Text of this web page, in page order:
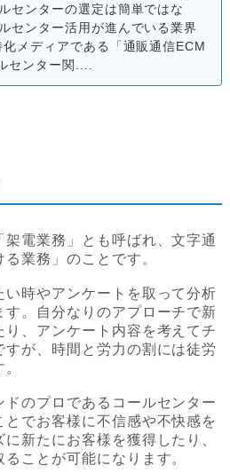
センターの選定は簡単ではな
センター活用が進んでいる業界
メディアである「通販通信ECM
センター関....
電業務」とも呼ばれ、文字通
業務」のことです。
時やアンケートを取って分析
す。自分なりのアプローチで新
、アンケート内容を考えてチ
が、時間と労力の割には徒労
のプロであるコールセンター
でお客様に不信感や不快感を
新たにお客様を獲得したり、
ことが可能になります。